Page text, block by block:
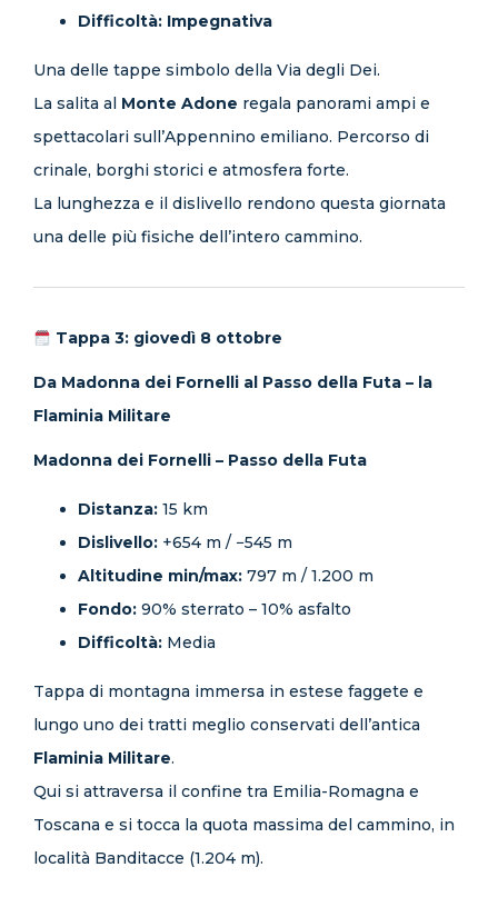
Difficoltà: Impegnativa
Una delle tappe simbolo della Via degli Dei.
La salita al Monte Adone regala panorami ampi e
spettacolari sull’Appennino emiliano. Percorso di
crinale, borghi storici e atmosfera forte.
La lunghezza e il dislivello rendono questa giornata
una delle più fisiche dell’intero cammino.
Tappa 3: giovedì 8 ottobre
Da Madonna dei Fornelli al Passo della Futa – la
Flaminia Militare
Madonna dei Fornelli – Passo della Futa
Distanza: 15 km
Dislivello: +654 m / −545 m
Altitudine min/max: 797 m / 1.200 m
Fondo: 90% sterrato – 10% asfalto
Difficoltà: Media
Tappa di montagna immersa in estese faggete e
lungo uno dei tratti meglio conservati dell’antica
Flaminia Militare.
Qui si attraversa il confine tra Emilia-Romagna e
Toscana e si tocca la quota massima del cammino, in
località Banditacce (1.204 m).